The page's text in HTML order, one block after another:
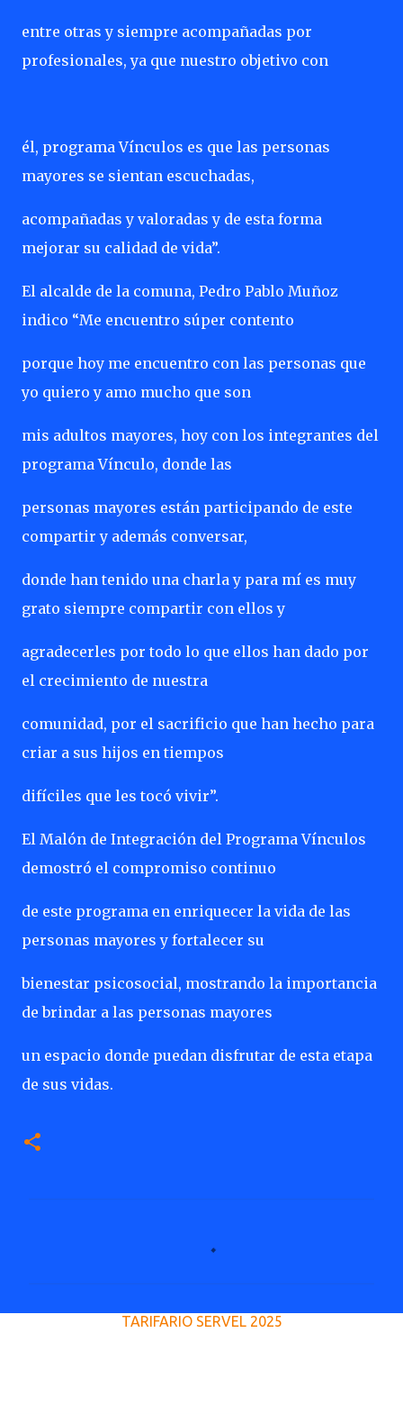
entre otras y siempre acompañadas por
profesionales, ya que nuestro objetivo con
él, programa Vínculos es que las personas
mayores se sientan escuchadas,
acompañadas y valoradas y de esta forma
mejorar su calidad de vida”.
El alcalde de la comuna, Pedro Pablo Muñoz
indico “Me encuentro súper contento
porque hoy me encuentro con las personas que
yo quiero y amo mucho que son
mis adultos mayores, hoy con los integrantes del
programa Vínculo, donde las
personas mayores están participando de este
compartir y además conversar,
donde han tenido una charla y para mí es muy
grato siempre compartir con ellos y
agradecerles por todo lo que ellos han dado por
el crecimiento de nuestra
comunidad, por el sacrificio que han hecho para
criar a sus hijos en tiempos
difíciles que les tocó vivir”.
El Malón de Integración del Programa Vínculos
demostró el compromiso continuo
de este programa en enriquecer la vida de las
personas mayores y fortalecer su
bienestar psicosocial, mostrando la importancia
de brindar a las personas mayores
un espacio donde puedan disfrutar de esta etapa
de sus vidas.
TARIFARIO SERVEL 2025